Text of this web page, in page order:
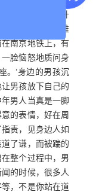
是一种艺术的升
今日，我们不难
南京地铁上，有
脸恼怒地质问身
。’身边的男孩沉
男孩放下自己的
男人当真是一脚
的表情，好在周
责，见身边人如
了谦，而被踹的
整个过程中，男
的时候，很多人
，不是你站在道